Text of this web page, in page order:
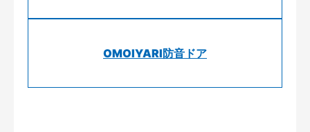
OMOIYARI防音ドア